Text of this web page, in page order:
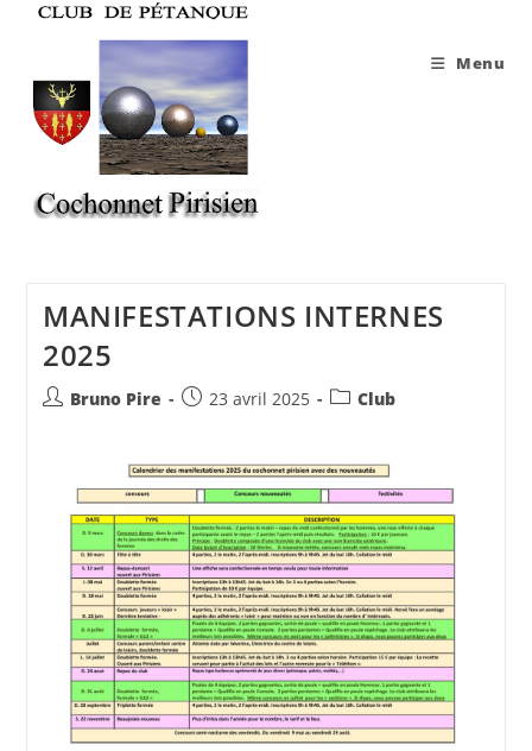
Menu
MANIFESTATIONS INTERNES
2025
Auteur/autrice
publication :
Bruno Pire
Publication
23 avril 2025
PostClub